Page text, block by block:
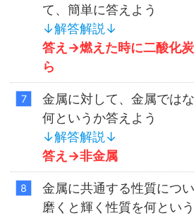
て、簡単に答えよう
↓解答解説↓
答え→燃えた時に二酸化
ら
金属に対して、金属では
何というか答えよう
↓解答解説↓
答え→非金属
金属に共通する性質につ
磨くと輝く性質を何とい